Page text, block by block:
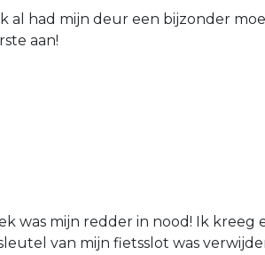
al had mijn deur een bijzonder
aan!
was mijn redder in nood! Ik kreeg
van mijn fietsslot was